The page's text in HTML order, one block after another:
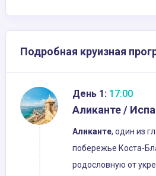
Подробная круизная
День 1: 17:00
Аликанте /
Аликанте, один из
побережье Коста-
родословную от